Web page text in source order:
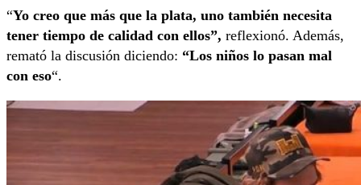
“Yo creo que más que la plata, uno también necesita
tener tiempo de calidad con ellos”, reflexionó. Además,
remató la discusión diciendo: “Los niños lo pasan mal
con eso“.